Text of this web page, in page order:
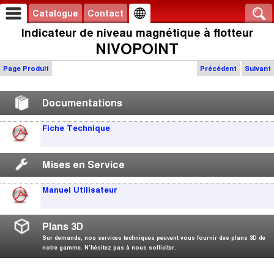
Catalogue Contact
Indicateur de niveau magnétique à flotteur
NIVOPOINT
Précédent Suivant
Page Produit
Documentations
Fiche Technique
Mises en Service
Manuel Utilisateur
Plans 3D
Sur demande, nos services techniques peuvent vous fournir des plans 3D de
notre gamme. N’hésitez pas à nous solliciter.